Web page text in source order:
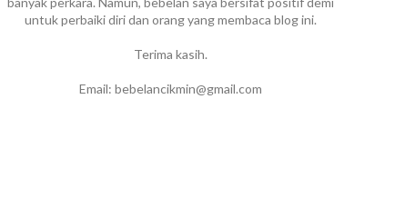
untuk perbaiki diri dan orang yang membaca blog ini.
Terima kasih.
Email: bebelancikmin@gmail.com